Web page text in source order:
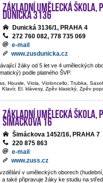
Základní umělecká škola,
Dunická 3136
Dunická 3136/1, PRAHA 4
272 760 082, 778 735 069
e-mail
www.zusdunicka.cz
žáky od 5 let ve 4 uměleckých
podle platného ŠVP.
Housle, Viola, Violoncello, Trubka,
El. klávesy, Zpěv klasický, Zpěv
Základní umělecká škola,
Šimáčkova 16
Šimáckova 1452/16, PRAHA 7
220 875 863
e-mail
www.zuss.cz
v uměleckých oborech
také připravuje žáky ke studiu na